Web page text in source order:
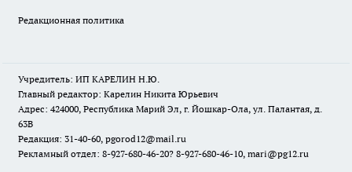
Редакционная политика
Учредитель: ИП КАРЕЛИН Н.Ю.
Главный редактор: Карелин Никита Юрьевич
Адрес: 424000, Республика Марий Эл, г. Йошкар-Ола, ул. Палантая, д.
63В
Редакция: 31-40-60, pgorod12@mail.ru
Рекламный отдел: 8-927-680-46-20? 8-927-680-46-10, mari@pg12.ru